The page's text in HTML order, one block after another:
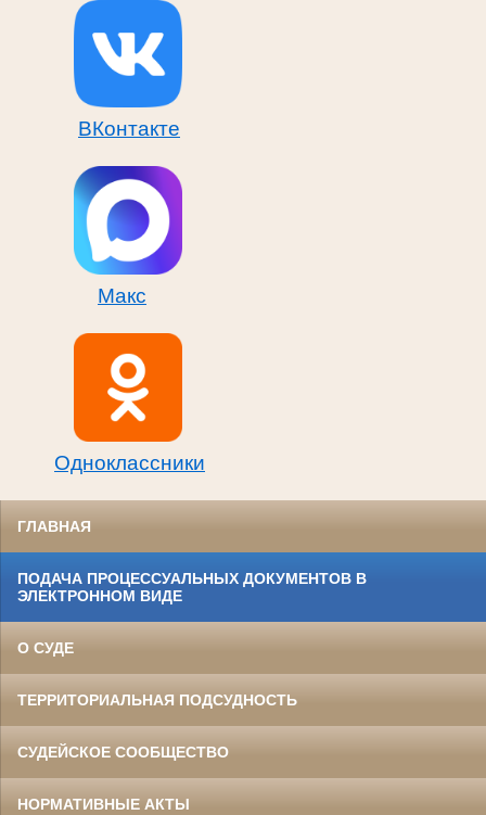
ВКонтакте
Макс
Одноклассники
ГЛАВНАЯ
ПОДАЧА ПРОЦЕССУАЛЬНЫХ ДОКУМЕНТОВ В
ЭЛЕКТРОННОМ ВИДЕ
О СУДЕ
ТЕРРИТОРИАЛЬНАЯ ПОДСУДНОСТЬ
СУДЕЙСКОЕ СООБЩЕСТВО
НОРМАТИВНЫЕ АКТЫ